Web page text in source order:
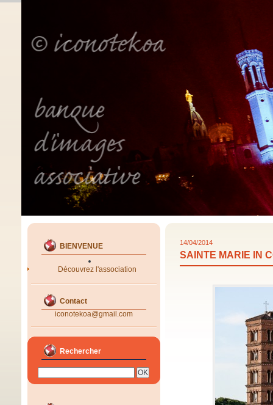
BIENVENUE
Découvrez l'association
Contact
iconotekoa@gmail.com
Rechercher
14/04/2014
SAINTE MARIE IN